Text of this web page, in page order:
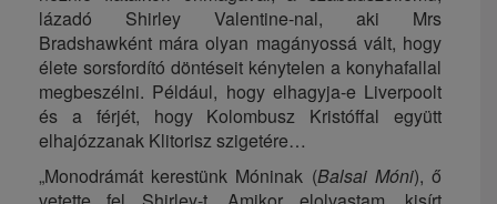
lázadó Shirley Valentine-nal, aki Mrs
Bradshawként mára olyan magányossá vált, hogy
élete sorsfordító döntéseit kénytelen a konyhafallal
megbeszélni. Például, hogy elhagyja-e Liverpoolt
és a férjét, hogy Kolombusz Kristóffal együtt
elhajózzanak Klitorisz szigetére…
„Monodrámát kerestünk Móninak (Balsai Móni), ő